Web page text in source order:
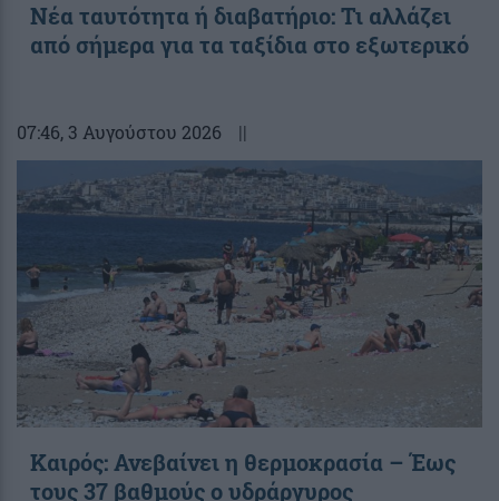
Νέα ταυτότητα ή διαβατήριο: Τι αλλάζει
από σήμερα για τα ταξίδια στο εξωτερικό
07:46, 3 Αυγούστου 2026 ||
Καιρός: Ανεβαίνει η θερμοκρασία – Έως
τους 37 βαθμούς ο υδράργυρος